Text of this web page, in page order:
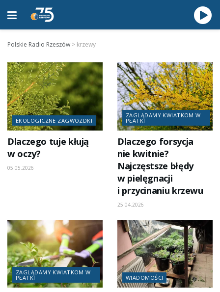
Polskie Radio Rzeszów > krzewy
EKOLOGICZNE ZAGWOZDKI
Dlaczego tuje kłują
w oczy?
05.05.2026
ZAGLĄDAMY KWIATKOM W
PŁATKI
Dlaczego forsycja
nie kwitnie?
Najczęstsze błędy
w pielęgnacji
i przycinaniu krzewu
25.04.2026
ZAGLĄDAMY KWIATKOM W
PŁATKI WIADOMOŚCI